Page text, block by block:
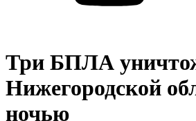
Три БПЛА
Нижегородской
ночью